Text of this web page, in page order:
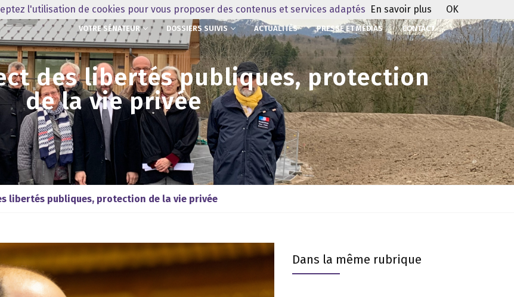
VOTRE SÉNATEUR DOSSIERS SUIVIS ACTUALITÉS PRESSE ET MÉDIAS CONTACT
des libertés publiques, protection
de la vie privée
libertés publiques, protection de la vie privée
Dans la même rubrique
l'utilisation de cookies pour vous proposer des contenus et services adaptés En savoir plus OK